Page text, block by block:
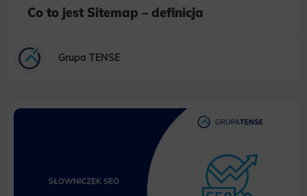
Co to jest Sitemap – definicja
Grupa TENSE